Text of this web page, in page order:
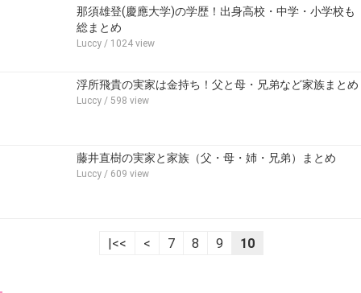
那須雄登(慶應大学)の学歴！出身高校・中学・小学校も
総まとめ
Luccy / 1024 view
浮所飛貴の実家は金持ち！父と母・兄弟など家族まとめ
Luccy / 598 view
藤井直樹の実家と家族（父・母・姉・兄弟）まとめ
Luccy / 609 view
|<< < 7 8 9 10